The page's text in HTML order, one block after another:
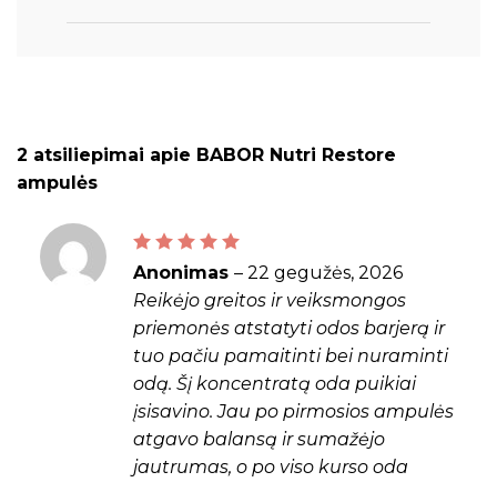
2 atsiliepimai apie BABOR Nutri Restore
ampulės
Įvertinimas:5 iš 5
Anonimas – 22 gegužės, 2026
Reikėjo greitos ir veiksmongos
priemonės atstatyti odos barjerą ir
tuo pačiu pamaitinti bei nuraminti
odą. Šį koncentratą oda puikiai
įsisavino. Jau po pirmosios ampulės
atgavo balansą ir sumažėjo
jautrumas, o po viso kurso oda